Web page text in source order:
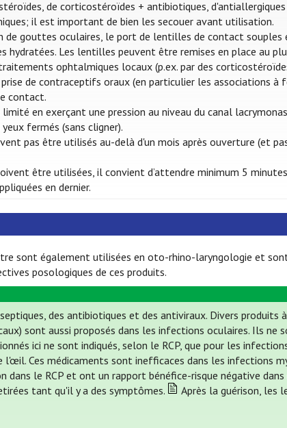
de corticostéroïdes + antibiotiques,
il est important de bien les secouer avant utilisation.
gouttes oculaires, le port de lentilles de contact souples
hydratées. Les lentilles peuvent être remises en place au
ophtalmiques locaux (p.ex. par des
de contraceptifs oraux (en particulier les associations à
contact.
en exerçant une pression au niveau du canal
fermés (sans cligner).
pas être utilisés au-delà d'un mois après ouverture (et
être utilisées, il convient d’attendre minimum 5
en dernier.
sont également utilisées en oto-rhino-laryngologie et
posologiques de ces produits.
des antibiotiques et des antiviraux. Divers produits
sont aussi proposés dans les infections oculaires. Ils ne
ici ne sont indiqués, selon le RCP, que pour les
Ces médicaments sont inefficaces dans les infections
le RCP et ont un rapport bénéfice-risque négative
tant qu'il y a des symptômes.
Après la guérison, les